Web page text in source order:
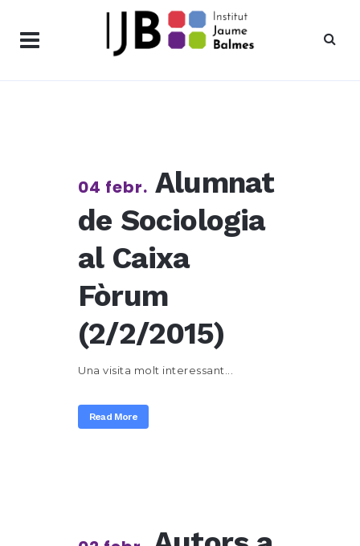
04 febr. Alumnat
de Sociologia
al Caixa
Fòrum
(2/2/2015)
Una visita molt interessant...
Read More